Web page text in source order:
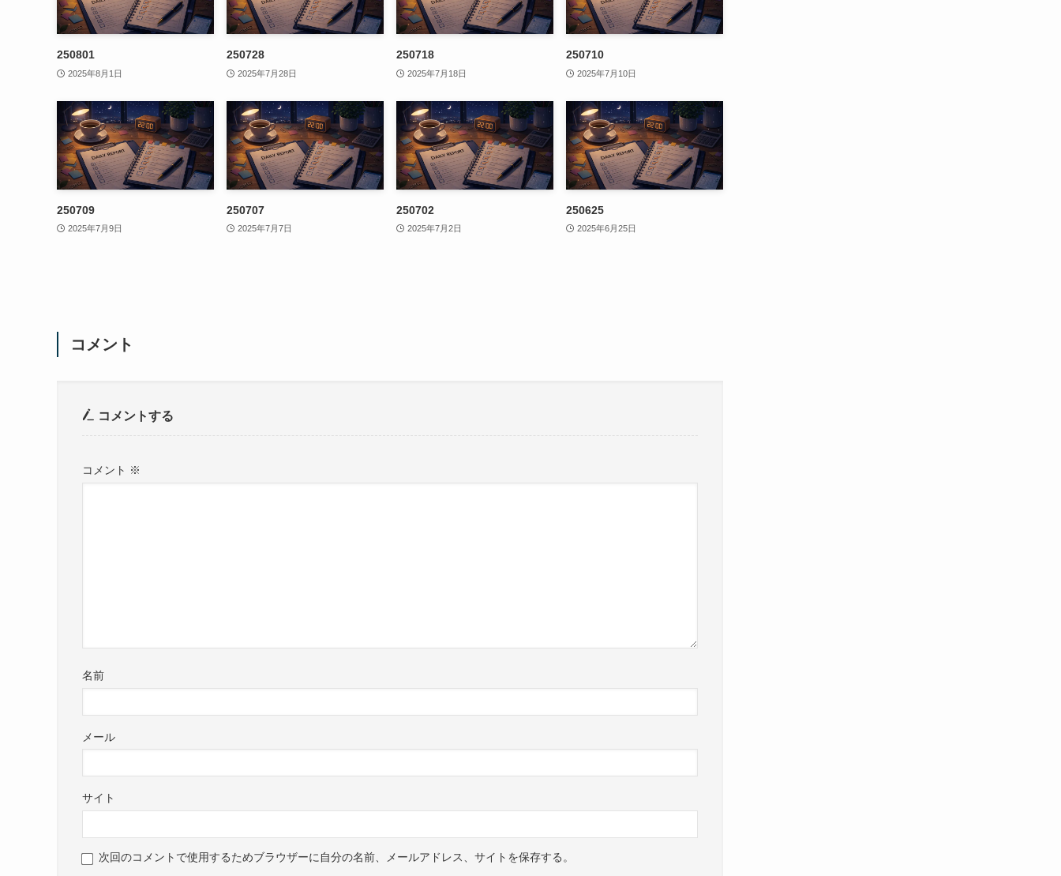
250801
2025年8月1日
250728
2025年7月28日
250718
2025年7月18日
250710
2025年7月10日
250709
2025年7月9日
250707
2025年7月7日
250702
2025年7月2日
250625
2025年6月25日
コメント
コメントする
コメント ※
名前
メール
サイト
次回のコメントで使用するためブラウザーに自分の名前、メールアドレス、サイトを保存する。